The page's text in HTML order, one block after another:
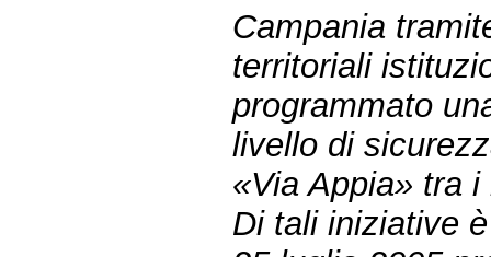
Campania
territoriali
programmato
livello di
«Via Appia» tra
Di tali iniziative